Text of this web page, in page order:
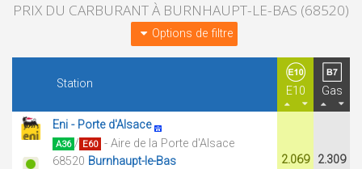
PRIX DU CARBURANT À BURNHAUPT-LE-BAS (68520)
Options de filtre
Station
E10 Gas
Eni - Porte d'Alsace
A36 / E60 - Aire de la Porte d'Alsace
68520 Burnhaupt-le-Bas 2.069 2.309